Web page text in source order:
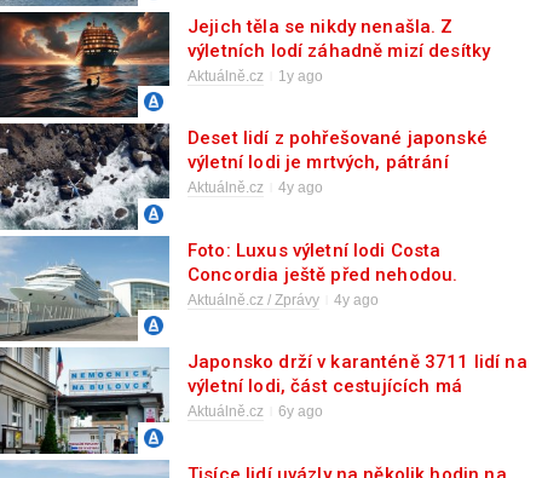
Jejich těla se nikdy nenašla. Z
výletních lodí záhadně mizí desítky
lidí
Aktuálně.cz 1y ago
Deset lidí z pohřešované japonské
výletní lodi je mrtvých, pátrání
pokračuje
Aktuálně.cz 4y ago
Foto: Luxus výletní lodi Costa
Concordia ještě před nehodou.
Zemřelo tehdy 32 lidí
Aktuálně.cz / Zprávy 4y ago
Japonsko drží v karanténě 3711 lidí na
výletní lodi, část cestujících má
koronavirus
Aktuálně.cz 6y ago